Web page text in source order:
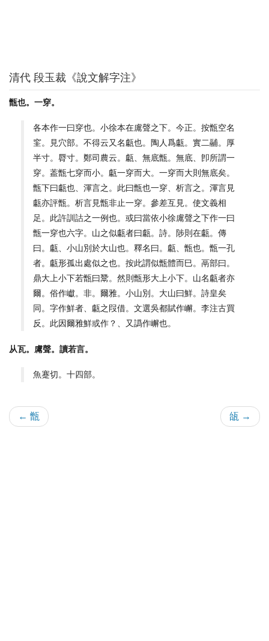
清代 段玉裁《說文解字注》
甑也。一穿。
各本作一曰穿也。小徐本在鬳聲之下。今正。按甑空名
窐。見穴部。不得云又名甗也。陶人爲甗。實二鬴。厚
半寸。脣寸。鄭司農云。甗、無底甑。無底、卽所謂一
穿。葢甑七穿而小。甗一穿而大。一穿而大則無底矣。
甑下曰甗也、渾言之。此曰甑也一穿、析言之。渾言見
甗亦評甑。析言見甑非止一穿。參差互見。使文義相
足。此許訓詁之一例也。或曰當依小徐鬳聲之下作一曰
甑一穿也六字。山之似甗者曰甗。詩。陟則在甗。傳
曰。甗、小山別於大山也。釋名曰。甗、甑也。甑一孔
者。甗形孤出處似之也。按此謂似甑體而巳。鬲部曰。
鼎大上小下若甑曰鬵。然則甑形大上小下。山名甗者亦
爾。俗作巘。非。爾雅。小山別。大山曰鮮。詩皇矣
同。字作鮮者、甗之叚借。文選吳都賦作嶰。李注古買
反。此因爾雅鮮或作？、又譌作嶰也。
从瓦。鬳聲。讀若言。
魚蹇切。十四部。
← 甑 瓵 →